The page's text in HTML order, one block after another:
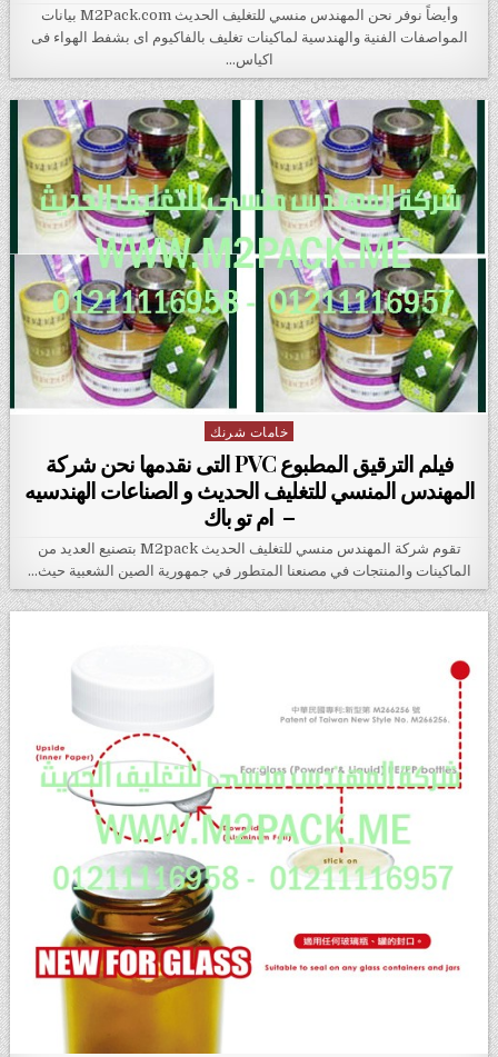
وأيضاً نوفر نحن المهندس منسي للتغليف الحديث M2Pack.com بيانات
المواصفات الفنية والهندسية لماكينات تغليف بالفاكيوم اى بشفط الهواء فى
اكياس…
Posted in
خامات شرنك
فيلم الترقيق المطبوع PVC التى نقدمها نحن شركة
المهندس المنسي للتغليف الحديث و الصناعات الهندسيه
– ام تو باك
تقوم شركة المهندس منسي للتغليف الحديث M2pack بتصنيع العديد من
الماكينات والمنتجات في مصنعنا المتطور في جمهورية الصين الشعبية حيث…